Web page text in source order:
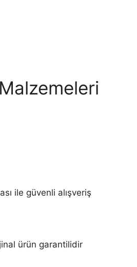
ile güvenli alışveriş
ürün garantilidir